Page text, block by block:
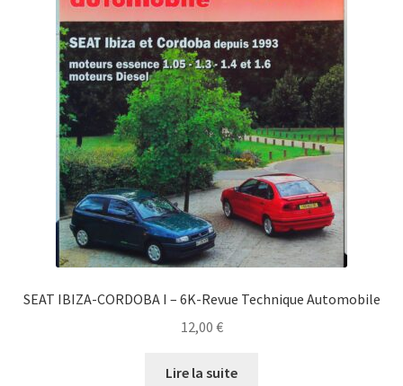
SEAT IBIZA-CORDOBA I – 6K-Revue Technique Automobile
12,00 €
Lire la suite